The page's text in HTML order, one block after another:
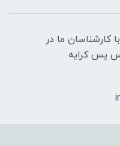
شنبه 9 صبح تا 9 شب با کارشناسان ما در
پس کرایه